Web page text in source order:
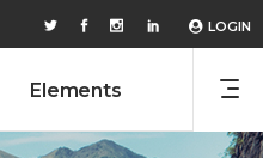
LOGIN
Elements